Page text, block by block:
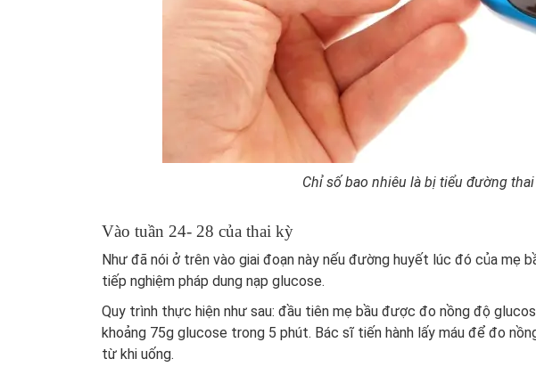
Chỉ số bao nhiêu là bị tiểu đường thai
Vào tuần 24- 28 của thai kỳ
Như đã nói ở trên vào giai đoạn này nếu đường huyết lúc đó của mẹ
tiếp nghiệm pháp dung nạp glucose.
Quy trình thực hiện như sau: đầu tiên mẹ bầu được đo nồng độ
khoảng 75g glucose trong 5 phút. Bác sĩ tiến hành lấy máu để đo
từ khi uống.